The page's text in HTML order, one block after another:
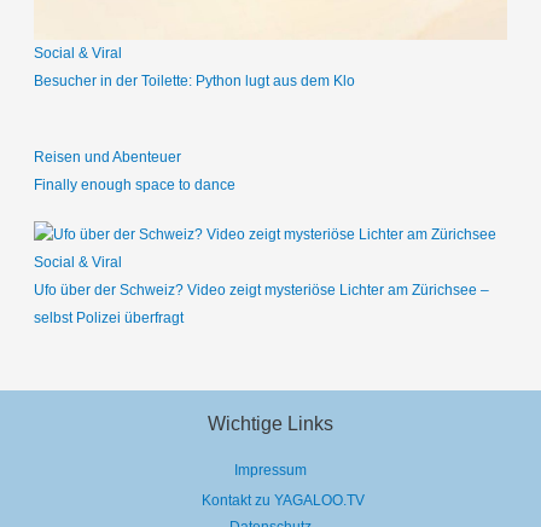
Social & Viral
Besucher in der Toilette: Python lugt aus dem Klo
Reisen und Abenteuer
Finally enough space to dance
Social & Viral
Ufo über der Schweiz? Video zeigt mysteriöse Lichter am Zürichsee –
selbst Polizei überfragt
Wichtige Links
Impressum
Kontakt zu YAGALOO.TV